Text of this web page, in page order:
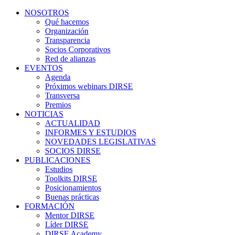
NOSOTROS
Qué hacemos
Organización
Transparencia
Socios Corporativos
Red de alianzas
EVENTOS
Agenda
Próximos webinars DIRSE
Transversa
Premios
NOTICIAS
ACTUALIDAD
INFORMES Y ESTUDIOS
NOVEDADES LEGISLATIVAS
SOCIOS DIRSE
PUBLICACIONES
Estudios
Toolkits DIRSE
Posicionamientos
Buenas prácticas
FORMACIÓN
Mentor DIRSE
Líder DIRSE